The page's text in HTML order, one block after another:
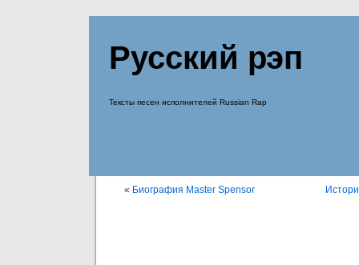
Русский рэп
Тексты песен исполнителей Russian Rap
« Биография Master Spensor